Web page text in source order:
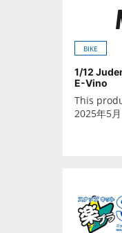
BIKE
1/12
E-Vino
This
2025年5月